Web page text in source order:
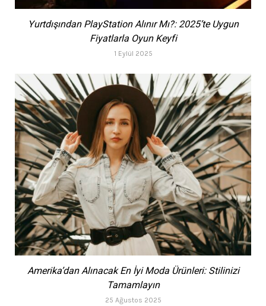
Yurtdışından PlayStation Alınır Mı?: 2025’te Uygun
Fiyatlarla Oyun Keyfi
1 Eylül 2025
Amerika’dan Alınacak En İyi Moda Ürünleri: Stilinizi
Tamamlayın
25 Ağustos 2025